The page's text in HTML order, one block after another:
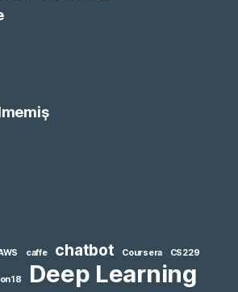
caffe chatbot Coursera CS229
Deep Learning